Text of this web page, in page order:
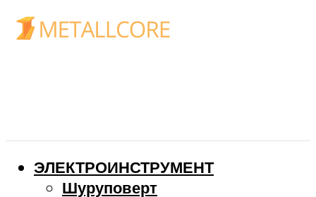
ЭЛЕКТРОИНСТРУМЕНТ
Шуруповерт